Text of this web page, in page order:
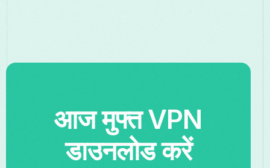
आज मुफ्त VPN
डाउनलोड करें